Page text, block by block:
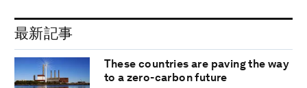
最新記事
These countries are paving the way
to a zero-carbon future